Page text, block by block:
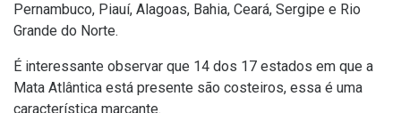
Pernambuco, Piauí, Alagoas, Bahia, Ceará, Sergipe e Rio
Grande do Norte.
É interessante observar que 14 dos 17 estados em que a
Mata Atlântica está presente são costeiros, essa é uma
característica marcante.